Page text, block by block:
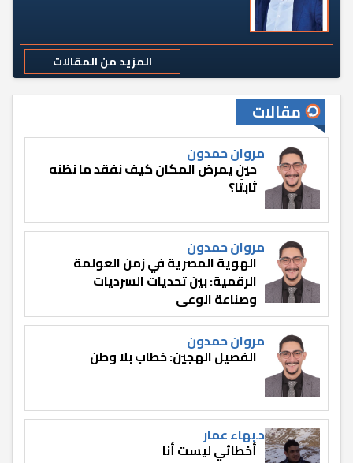
المزيد من المقالات
مقالات
مروان حمدون
حين يمرض المكان كيف نفقد ما نظنه
ثابتًا؟
مروان حمدون
الهوية المصرية في زمن العولمة
الرقمية: بين تحديات السرديات
وصناعة الوعي
مروان حمدون
الفصيل الهجين: خطاب بلا وطن
د.بهاء عمار
أخطائي ليست أنا